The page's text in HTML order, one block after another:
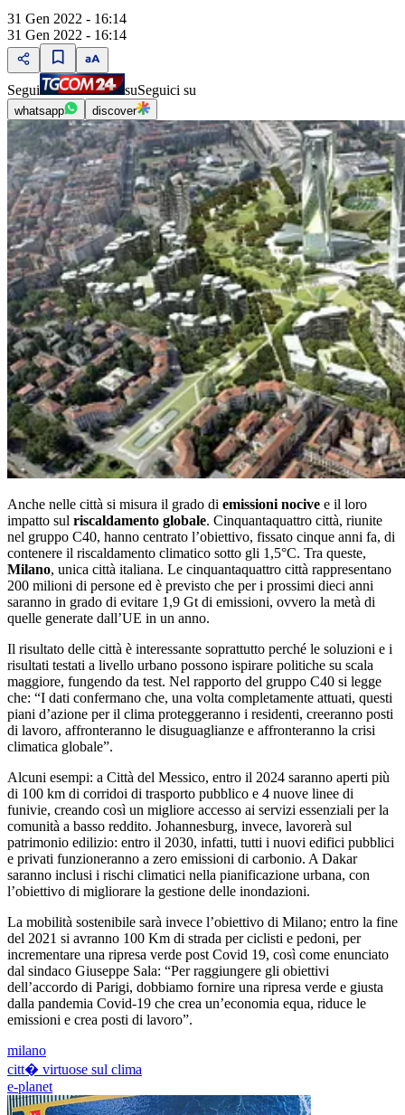
31 Gen 2022 - 16:14
31 Gen 2022 - 16:14
Segui suSeguici su
whatsapp discover
Anche nelle città si misura il grado di emissioni nocive e il loro
impatto sul riscaldamento globale. Cinquantaquattro città, riunite
nel gruppo C40, hanno centrato l’obiettivo, fissato cinque anni fa, di
contenere il riscaldamento climatico sotto gli 1,5°C. Tra queste,
Milano, unica città italiana. Le cinquantaquattro città rappresentano
200 milioni di persone ed è previsto che per i prossimi dieci anni
saranno in grado di evitare 1,9 Gt di emissioni, ovvero la metà di
quelle generate dall’UE in un anno.
Il risultato delle città è interessante soprattutto perché le soluzioni e i
risultati testati a livello urbano possono ispirare politiche su scala
maggiore, fungendo da test. Nel rapporto del gruppo C40 si legge
che: “I dati confermano che, una volta completamente attuati, questi
piani d’azione per il clima proteggeranno i residenti, creeranno posti
di lavoro, affronteranno le disuguaglianze e affronteranno la crisi
climatica globale”.
Alcuni esempi: a Città del Messico, entro il 2024 saranno aperti più
di 100 km di corridoi di trasporto pubblico e 4 nuove linee di
funivie, creando così un migliore accesso ai servizi essenziali per la
comunità a basso reddito. Johannesburg, invece, lavorerà sul
patrimonio edilizio: entro il 2030, infatti, tutti i nuovi edifici pubblici
e privati funzioneranno a zero emissioni di carbonio. A Dakar
saranno inclusi i rischi climatici nella pianificazione urbana, con
l’obiettivo di migliorare la gestione delle inondazioni.
La mobilità sostenibile sarà invece l’obiettivo di Milano; entro la fine
del 2021 si avranno 100 Km di strada per ciclisti e pedoni, per
incrementare una ripresa verde post Covid 19, così come enunciato
dal sindaco Giuseppe Sala: “Per raggiungere gli obiettivi
dell’accordo di Parigi, dobbiamo fornire una ripresa verde e giusta
dalla pandemia Covid-19 che crea un’economia equa, riduce le
emissioni e crea posti di lavoro”.
milano
citt� virtuose sul clima
e-planet